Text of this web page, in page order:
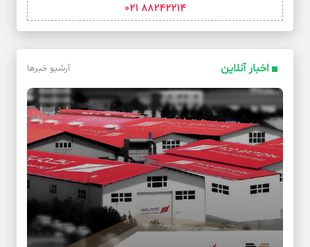
88242214 021
اخبار آنلاین آرشیو خبرها